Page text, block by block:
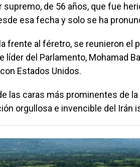
supremo, de 56 años, que fue
esa fecha y solo se ha
frente al féretro, se reunieron el
líder del Parlamento, Mohamad
Estados Unidos.
las caras más prominentes de
orgullosa e invencible del Irán